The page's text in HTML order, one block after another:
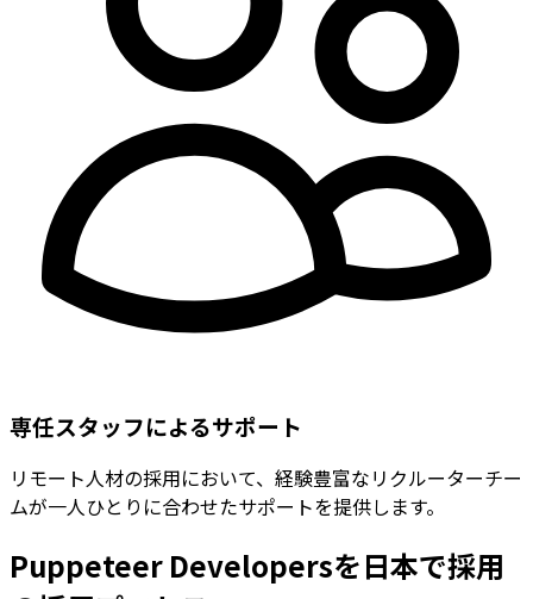
専任スタッフによるサポート
リモート人材の採用において、経験豊富なリクルーターチー
ムが一人ひとりに合わせたサポートを提供します。
Puppeteer Developersを日本で採用